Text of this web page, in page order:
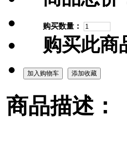
购买数量：
购买此商
加入购物车 添加收藏
商品描述：